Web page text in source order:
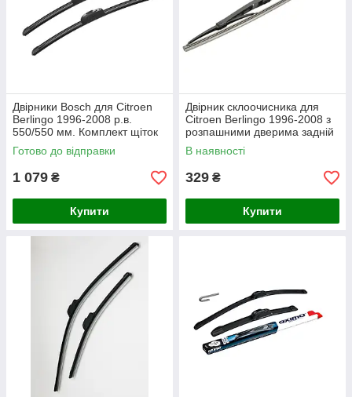
Двірники Bosch для Citroen
Berlingo 1996-2008 р.в.
550/550 мм. Комплект щіток
склоочисника Aerotwin
безкаркасних
Готово до відправки
1 079 ₴
Купити
Двірник склоочисника для
Citroen Berlingo 1996-2008 з
розпашними дверима задній
Bosch Twin Rear щітка 340
В наявності
329 ₴
Купити